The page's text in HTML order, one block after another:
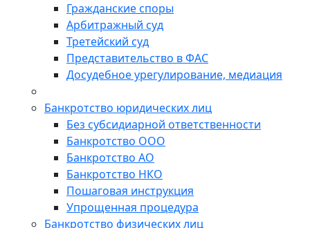
Гражданские споры
Арбитражный суд
Третейский суд
Представительство в ФАС
Досудебное урегулирование, медиация
Банкротство юридических лиц
Без субсидиарной ответственности
Банкротство ООО
Банкротство АО
Банкротство НКО
Пошаговая инструкция
Упрощенная процедура
Банкротство физических лиц